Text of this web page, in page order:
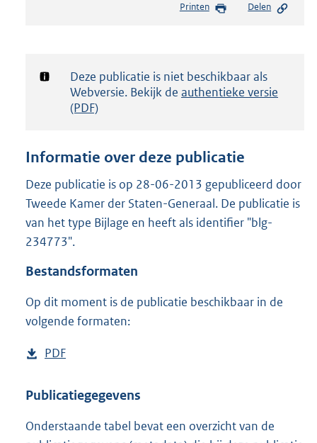
s
d
g
t
e
:
1
Printen Delen
Notificatie:
Deze publicatie is niet beschikbaar als
Webversie. Bekijk de authentieke versie
(PDF)
Informatie over deze publicatie
Deze publicatie is op 28-06-2013 gepubliceerd door
Tweede Kamer der Staten-Generaal. De publicatie is
van het type Bijlage en heeft als identifier "blg-
234773".
Bestandsformaten
Op dit moment is de publicatie beschikbaar in de
volgende formaten:
D
w
l
PDF
s
a
Publicatiegegevens
Onderstaande tabel bevat een overzicht van de